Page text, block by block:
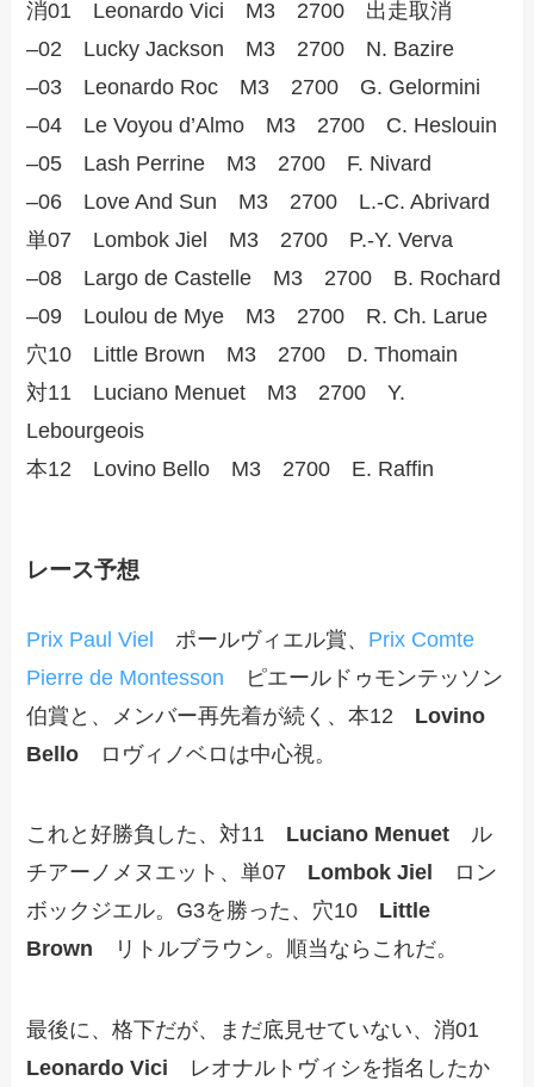
消01 Leonardo Vici M3 2700 出走取消
–02 Lucky Jackson M3 2700 N. Bazire
–03 Leonardo Roc M3 2700 G. Gelormini
–04 Le Voyou d’Almo M3 2700 C. Heslouin
–05 Lash Perrine M3 2700 F. Nivard
–06 Love And Sun M3 2700 L.-C. Abrivard
単07 Lombok Jiel M3 2700 P.-Y. Verva
–08 Largo de Castelle M3 2700 B. Rochard
–09 Loulou de Mye M3 2700 R. Ch. Larue
穴10 Little Brown M3 2700 D. Thomain
対11 Luciano Menuet M3 2700 Y.
Lebourgeois
本12 Lovino Bello M3 2700 E. Raffin
レース予想
Prix Paul Viel ポールヴィエル賞、 Prix Comte
Pierre de Montesson ピエールドゥモンテッソン
伯賞と、メンバー再先着が続く、本12 Lovino
Bello ロヴィノベロは中心視。
これと好勝負した、対11 Luciano Menuet ル
チアーノメヌエット、単07 Lombok Jiel
ロン
ボックジエル。G3を勝った、穴10 Little
Brown リトルブラウン。順当ならこれだ。
最後に、格下だが、まだ底見せていない、消01
Leonardo Vici レオナルトヴィシを指名したか